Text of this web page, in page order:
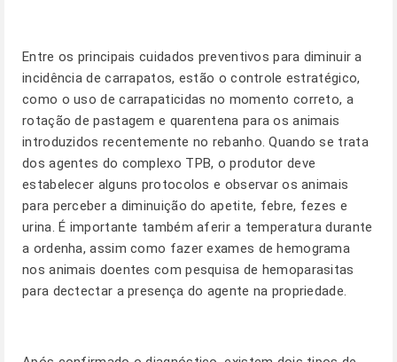
Entre os principais cuidados preventivos para diminuir a
incidência de carrapatos, estão o controle estratégico,
como o uso de carrapaticidas no momento correto, a
rotação de pastagem e quarentena para os animais
introduzidos recentemente no rebanho. Quando se trata
dos agentes do complexo TPB, o produtor deve
estabelecer alguns protocolos e observar os animais
para perceber a diminuição do apetite, febre, fezes e
urina. É importante também aferir a temperatura durante
a ordenha, assim como fazer exames de hemograma
nos animais doentes com pesquisa de hemoparasitas
para dectectar a presença do agente na propriedade.